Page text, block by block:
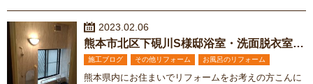
2023.02.06
熊本市北区下硯川S様邸浴室・洗面脱衣室改装リフォーム工事
施工ブログ その他リフォーム お風呂のリフォーム
熊本県内にお住まいでリフォームをお考えの方こんに